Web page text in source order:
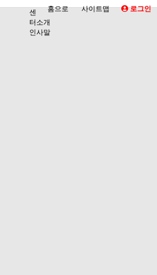
홈으로 사이트맵 로그인
센
터소개
인사말